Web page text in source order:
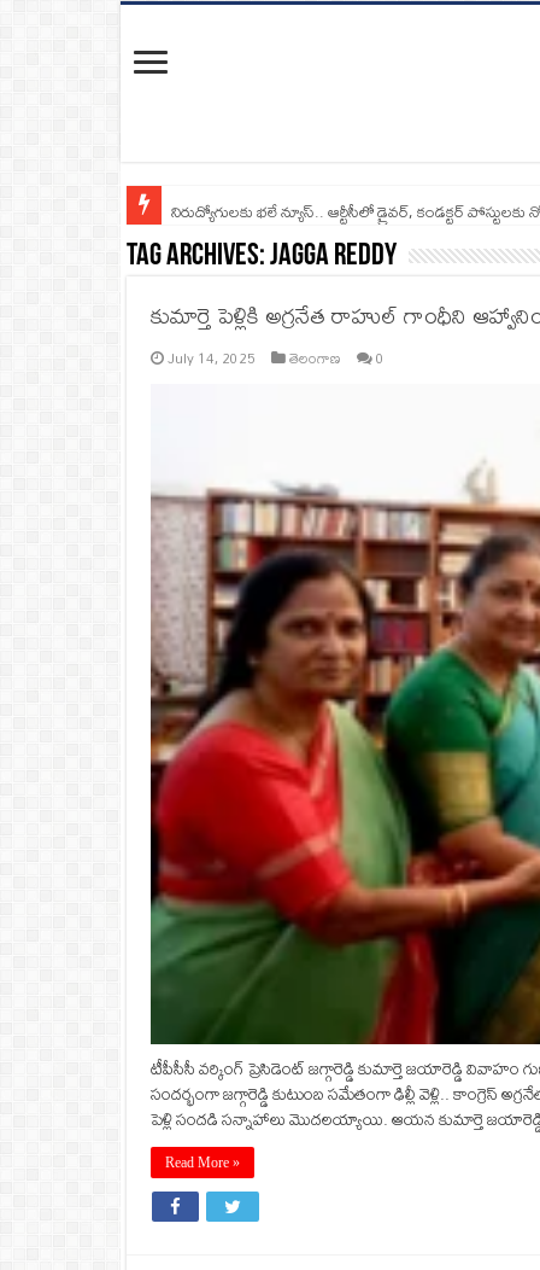
నిరుద్యోగులకు భలే న్యూస్.. ఆర్టీసీలో డ్రైవర్, కండక్టర్‌
Tag Archives:Jagga Reddy
కుమార్తె పెళ్లికి అగ్రనేత రాహుల్ గాంధీని
July 14, 2025 తెలంగాణ 0
టీపీసీసీ వర్కింగ్ ప్రెసిడెంట్ జగ్గారెడ్డి కుమార్తె జయారెడ్డి వివాహం
సందర్భంగా జగ్గారెడ్డి కుటుంబ సమేతంగా ఢిల్లీ వెళ్లి.. కాంగ్రెస్
పెళ్లి సందడి సన్నాహాలు మొదలయ్యాయి. ఆయన కుమార్తె
Read More »